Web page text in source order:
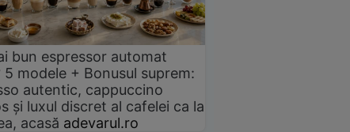
bun espressor automat
5 modele + Bonusul suprem:
autentic, cappuccino
și luxul discret al cafelei ca la
acasă adevarul.ro